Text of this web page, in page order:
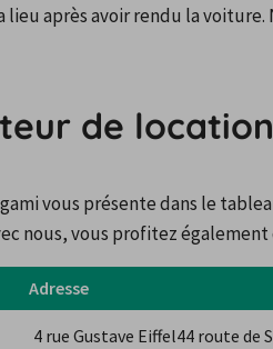
lieu après avoir rendu la
de
vous présente dans le
nous, vous profitez également
Adresse
4 rue Gustave Eiffel44 route